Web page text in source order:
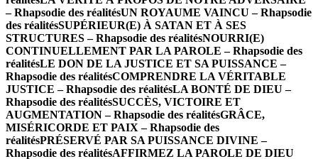
– Rhapsodie des réalitésUN ROYAUME VAINCU – Rhapsodie
des réalitésSUPÉRIEUR(E) À SATAN ET À SES
STRUCTURES – Rhapsodie des réalitésNOURRI(E)
CONTINUELLEMENT PAR LA PAROLE – Rhapsodie des
réalitésLE DON DE LA JUSTICE ET SA PUISSANCE –
Rhapsodie des réalitésCOMPRENDRE LA VÉRITABLE
JUSTICE – Rhapsodie des réalitésLA BONTÉ DE DIEU –
Rhapsodie des réalitésSUCCÈS, VICTOIRE ET
AUGMENTATION – Rhapsodie des réalitésGRÂCE,
MISÉRICORDE ET PAIX – Rhapsodie des
réalitésPRÉSERVÉ PAR SA PUISSANCE DIVINE –
Rhapsodie des réalitésAFFIRMEZ LA PAROLE DE DIEU